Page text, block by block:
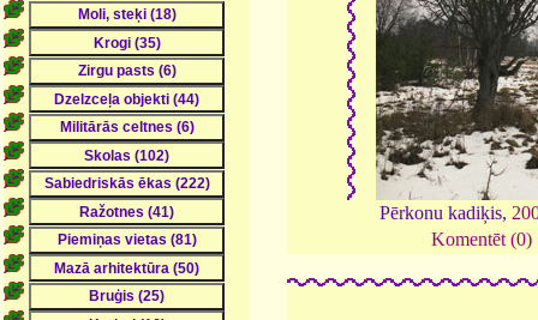
Pērkonu kadiķis,
Komentēt (0)